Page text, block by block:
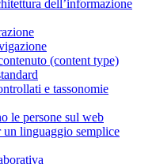
dell’informazione
(content type)
e tassonomie
le persone sul web
linguaggio semplice